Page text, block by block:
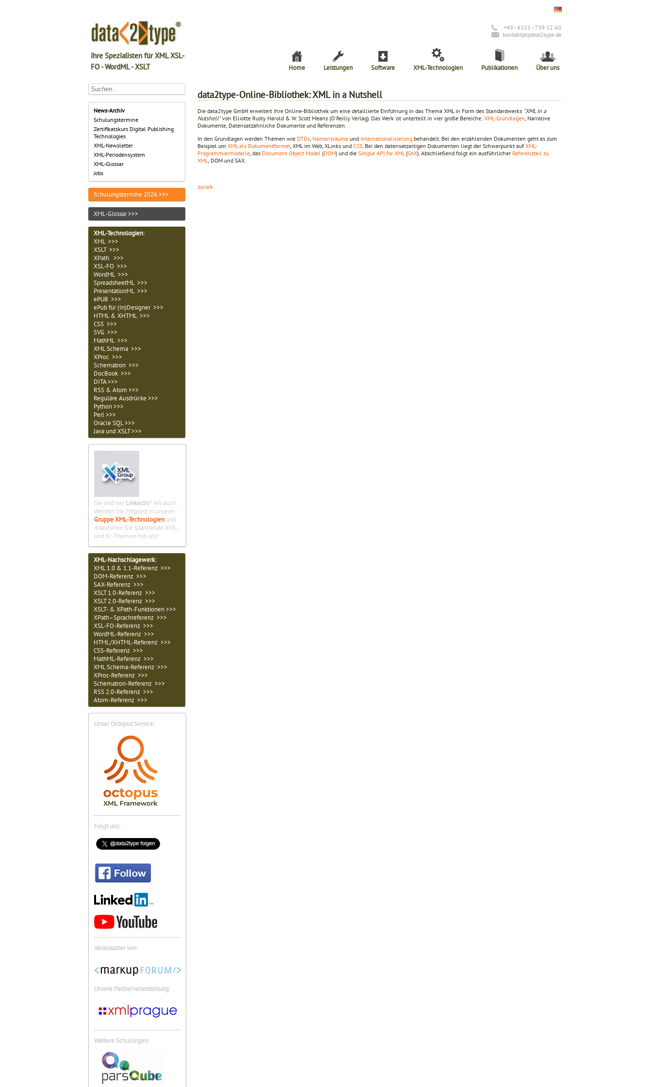
Ihre Spezialisten für XML XSL-
FO - WordML - XSLT
+49 - 6221 - 739 12 60
kontakt(at)data2type.de
Home Leistungen Software XML-Technologien Publikationen Über uns
News-Archiv
Schulungstermine
Zertifikatskurs Digital Publishing
Technologies
XML-Newsletter
XML-Periodensystem
XML-Glossar
Jobs
Schulungstermine 2026 >>>
XML-Glossar >>>
XML-Technologien:
XML >>>
XSLT >>>
XPath >>>
XSL-FO >>>
WordML >>>
SpreadsheetML >>>
PresentationML >>>
ePUB >>>
ePub für (In)Designer >>>
HTML & XHTML >>>
CSS >>>
SVG >>>
MathML >>>
XML Schema >>>
XProc >>>
Schematron >>>
DocBook >>>
DITA >>>
RSS & Atom >>>
Reguläre Ausdrücke >>>
Python >>>
Perl >>>
Oracle SQL >>>
Java und XSLT >>>
Sie sind bei LinkedIn? Wir auch.
Werden Sie Mitglied in unserer
Gruppe XML-Technologien und
diskutieren Sie spannende XML-
und KI-Themen mit uns!
XML-Nachschlagewerk:
XML 1.0 & 1.1-Referenz >>>
DOM-Referenz >>>
SAX-Referenz >>>
XSLT 1.0-Referenz >>>
XSLT 2.0-Referenz >>>
XSLT- & XPath-Funktionen >>>
XPath–Sprachreferenz >>>
XSL-FO-Referenz >>>
WordML-Referenz >>>
HTML/XHTML-Referenz >>>
CSS-Referenz >>>
MathML-Referenz >>>
XML Schema-Referenz >>>
XProc-Referenz >>>
Schematron-Referenz >>>
RSS 2.0-Referenz >>>
Atom-Referenz >>>
Unser Octopus Service:
Folgt uns:
Veranstalter von:
Unsere Partnerveranstaltung:
Weitere Schulungen:
data2type-Online-Bibliothek: XML in a Nutshell
Die data2type GmbH erweitert ihre Online-Bibliothek um eine detaillierte Einführung in das Thema XML in Form des Standardwerks "XML in a
Nutshell"von Elliotte Rusty Harold & W. Scott Means (O'Reilly Verlag). Das Werk ist unterteilt in vier große Bereiche: XML-Grundlagen , Narrative
Dokumente, Datensatzähnliche Dokumente und Referenzen.
In den Grundlagen werden Themen wie DTDs Namensräume und Internationalisierung behandelt. Bei den erzählenden Dokumenten geht es zum
Beispiel um XML als Dokumentformat , XML im Web, XLinks und CSS . Bei den datensatzartigen Dokumenten liegt der Schwerpunkt auf XML-
Programmiermodelle , das Document Object Model (DOM) und die Simple API for XML (SAX). Abschließend folgt ein ausführlicher Referenzteil zu
XML
, DOM und SAX.
zurück